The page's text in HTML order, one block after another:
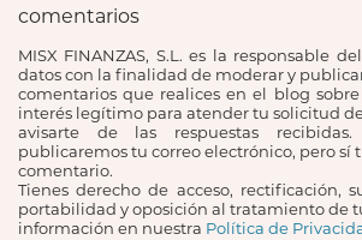
comentarios
MISX FINANZAS, S.L. es la responsable
datos con la finalidad de moderar y
comentarios que realices en el blog
interés legítimo para atender tu solicitud
avisarte de las respuestas
publicaremos tu correo electrónico, pero sí
comentario.
Tienes derecho de acceso, rectificación,
portabilidad y oposición al tratamiento de
información en nuestra Política de